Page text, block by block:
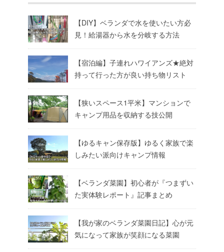
【DIY】ベランダで水を使いたい方必
見！給湯器から水を分岐する方法
【宿泊編】子連れハワイアンズ★絶対
持って行った方が良い持ち物リスト
【狭いスペース1平米】マンションで
キャンプ用品を収納する技公開
【ゆるキャン保存版】ゆるく家族で楽
しみたい派向けキャンプ情報
【ベランダ菜園】初心者が『つまずい
た実体験レポート』記事まとめ
【我が家のベランダ菜園日記】心が元
気になって家族が笑顔になる菜園